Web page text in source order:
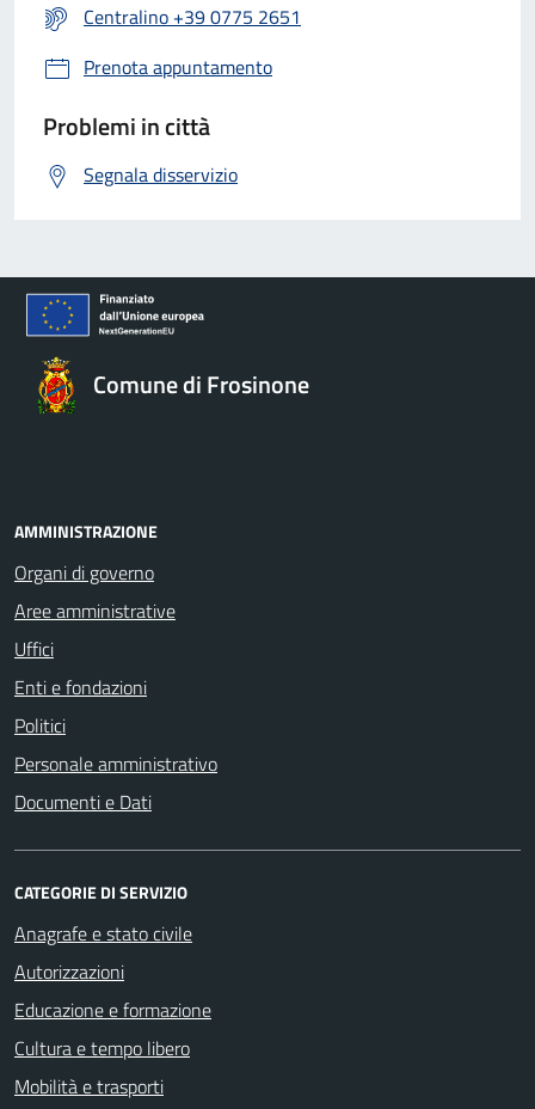
Centralino +39 0775 2651
Prenota appuntamento
Problemi in città
Segnala disservizio
Comune di Frosinone
AMMINISTRAZIONE
Organi di governo
Aree amministrative
Uffici
Enti e fondazioni
Politici
Personale amministrativo
Documenti e Dati
CATEGORIE DI SERVIZIO
Anagrafe e stato civile
Autorizzazioni
Educazione e formazione
Cultura e tempo libero
Mobilità e trasporti